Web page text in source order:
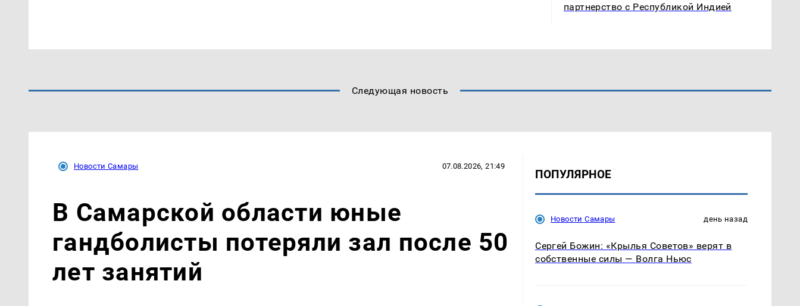
партнерство с Республикой Индией
Следующая новость
Новости Самары 07.08.2026, 21:49
В Самарской области юные
гандболисты потеряли зал после 50
лет занятий
ПОПУЛЯРНОЕ
Новости Самары день назад
Сергей Божин: «Крылья Советов» верят в
собственные силы — Волга Ньюс